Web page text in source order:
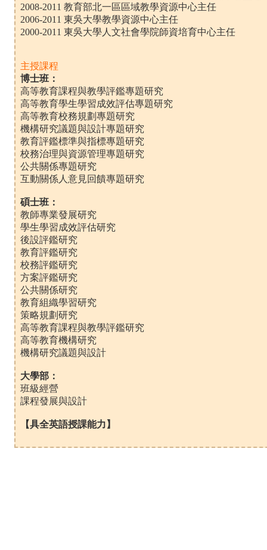
2008-2011 教育部北一區區域教學資源中心主任
2006-2011 東吳大學教學資源中心主任
2000-2011 東吳大學人文社會學院師資培育中心主任
主授課程
博士班：
高等教育課程與教學評鑑專題研究
高等教育學生學習成效評估專題研究
高等教育校務規劃專題研究
機構研究議題與設計專題研究
教育評鑑標準與指標專題研究
校務治理與資源管理專題研究
公共關係專題研究
互動關係人意見回饋專題研究
碩士班：
教師專業發展研究
學生學習成效評估研究
後設評鑑研究
教育評鑑研究
校務評鑑研究
方案評鑑研究
公共關係研究
教育組織學習研究
策略規劃研究
高等教育課程與教學評鑑研究
高等教育機構研究
機構研究議題與設計
大學部：
班級經營
課程發展與設計
【具全英語授課能力】